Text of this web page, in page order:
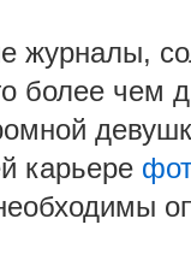
журналы,
более чем
карьере